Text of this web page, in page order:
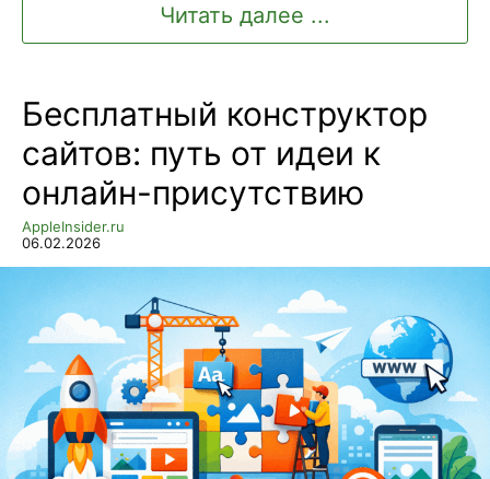
Читать далее ...
Бесплатный конструктор
сайтов: путь от идеи к
онлайн-присутствию
AppleInsider.ru
06.02.2026